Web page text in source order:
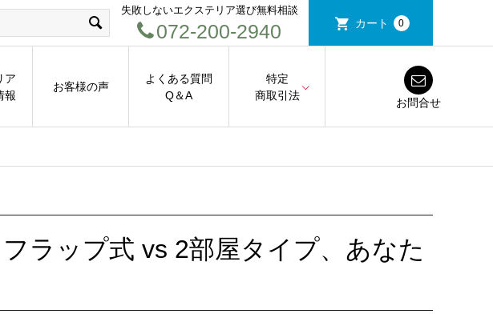
失敗しないエクステリア選び無料相談
072-200-2940 カート 0
ア
報
お客様の声
よくある質問
Q＆A
特定
商取引法
お問合せ
ラップ式 vs 2部屋タイプ、あなた